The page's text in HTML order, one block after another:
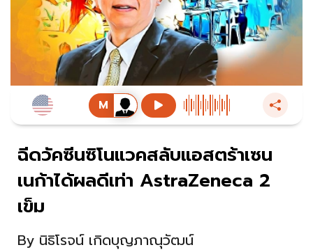
ฉีดวัคซีนซิโนแวคสลับแอสตร้าเซน
เนก้าได้ผลดีเท่า AstraZeneca 2
เข็ม
By นิธิโรจน์ เกิดบุญภาณุวัฒน์